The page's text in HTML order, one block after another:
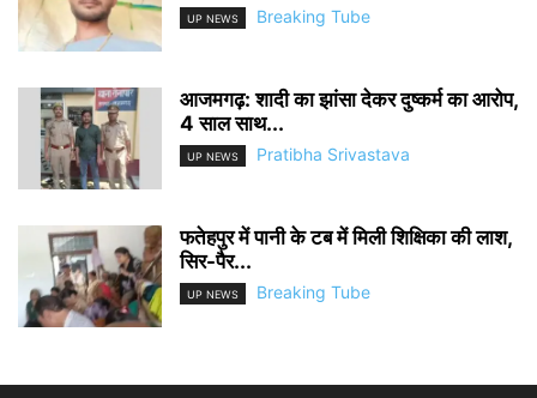
UP NEWS Breaking Tube
आजमगढ़: शादी का झांसा देकर दुष्कर्म का आरोप,
4 साल साथ...
UP NEWS Pratibha Srivastava
फतेहपुर में पानी के टब में मिली शिक्षिका की लाश,
सिर-पैर...
UP NEWS Breaking Tube